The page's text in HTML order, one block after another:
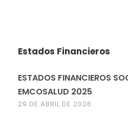
Estados Financieros
ESTADOS FINANCIEROS
EMCOSALUD 2025
29 DE ABRIL DE 2026